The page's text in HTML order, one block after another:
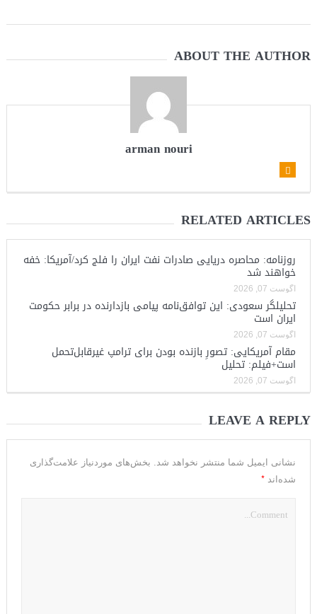
ABOUT THE AUTHOR
arman nouri
RELATED ARTICLES
روزنامه: محاصره دریایی صادرات نفت ایران را فلج کرد/آمریکا: خفه
خواهند شد
آگوست 07, 2026
تحلیلگر سعودی: این توافق‌نامه پیامی بازدارنده در برابر حکومت
ایران است
آگوست 07, 2026
مقام آمریکایی: تصورِ بازنده بودن برای ترامپ غیرقابل‌تحمل
است+فیلم: تحلیل
آگوست 07, 2026
LEAVE A REPLY
نشانی ایمیل شما منتشر نخواهد شد.
بخش‌های موردنیاز علامت‌گذاری
شده‌اند *